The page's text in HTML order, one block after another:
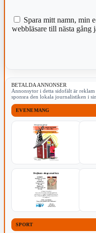
Spara mitt namn, min
webbläsare till nästa gång
BETALDA ANNONSER
Annonsytor i detta sidofält är
sponsra den lokala journalistiken i
EVENEMANG
SPORT